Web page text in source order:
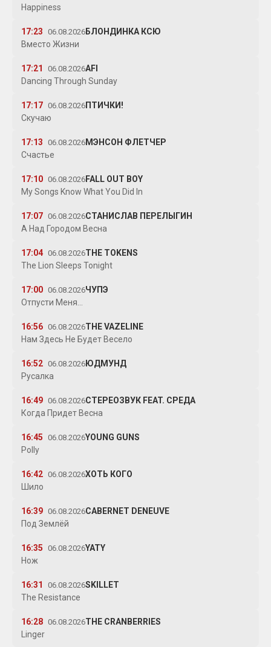
Happiness
17:23 06.08.2026 БЛОНДИНКА КСЮ
Вместо Жизни
17:21 06.08.2026AFI
Dancing Through Sunday
17:17 06.08.2026 ПТИЧКИ!
Скучаю
17:13 06.08.2026 МЭНСОН ФЛЕТЧЕР
Счастье
17:10 06.08.2026 FALL OUT BOY
My Songs Know What You Did In
17:07 06.08.2026СТАНИСЛАВ ПЕРЕЛЫГИН
А Над Городом Весна
17:04 06.08.2026THE TOKENS
The Lion Sleeps Tonight
17:00 06.08.2026ЧУПЭ
Отпусти Меня...
16:56 06.08.2026THE VAZELINE
Нам Здесь Не Будет Весело
16:52 06.08.2026 ЮДМУНД
Русалка
16:49 06.08.2026СТЕРЕОЗВУК FEAT. СРЕДА
Когда Придет Весна
16:45 06.08.2026YOUNG GUNS
Polly
16:42 06.08.2026ХОТЬ КОГО
Шило
16:39 06.08.2026CABERNET DENEUVE
Под Землёй
16:35 06.08.2026YATY
Нож
16:31 06.08.2026SKILLET
The Resistance
16:28 06.08.2026THE CRANBERRIES
Linger